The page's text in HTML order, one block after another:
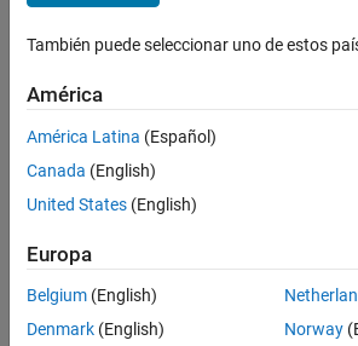
También puede seleccionar uno de estos
América
América Latina (Español)
Canada (English)
United States (English)
Europa
Belgium (English)
Denmark (English)
Norway
Centro de confianza
Marcas comerciales
Política de privacidad
Antipiratería